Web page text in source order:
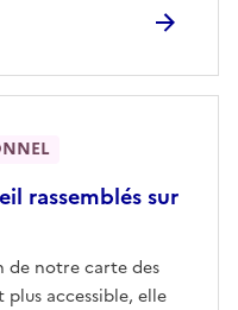
rassemblés sur
de notre carte des
accessible, elle